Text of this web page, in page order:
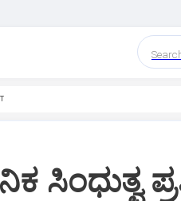
ಸಿಂಧುತ್ವ